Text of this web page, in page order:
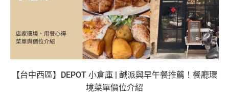
【台中西區】DEPOT 小倉庫 | 鹹派與早午餐推薦！餐廳環
境菜單價位介紹